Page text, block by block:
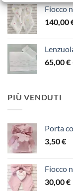
Fiocco
140,00
65,00€
PIÙ VENDUTI
Porta
3,50€
Fiocco
30,00€